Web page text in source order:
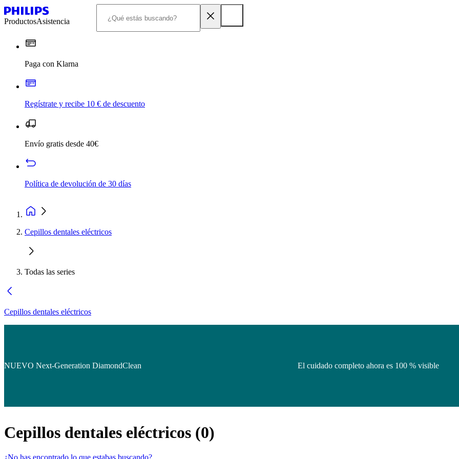
ProductosAsistencia
Paga con Klarna
Regístrate y recibe 10 € de descuento
Envío gratis desde 40€
Política de devolución de 30 días
Cepillos dentales eléctricos
Todas las series
Cepillos dentales eléctricos
NUEVO Next-Generation DiamondClean El cuidado completo ahora es 100 % visible
Cepillos dentales eléctricos (0)